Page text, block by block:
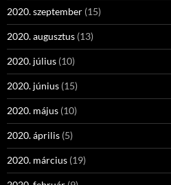
2020. szeptember (15)
2020. augusztus (13)
2020. július (10)
2020. június (15)
2020. május (10)
2020. április (5)
2020. március (19)